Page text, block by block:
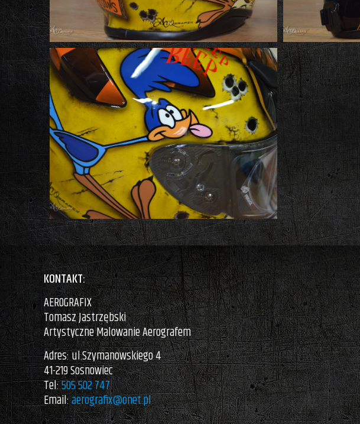
KONTAKT:
AEROGRAFIX
Tomasz Jastrzębski
Artystyczne Malowanie Aerografem
Adres: ul.Szymanowskiego 4
41-219 Sosnowiec
Tel:505 502 747
Email:aerografix@onet.pl